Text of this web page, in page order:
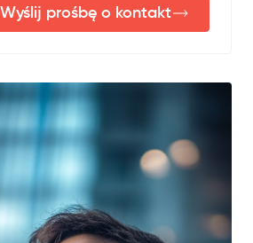
Wyślij prośbę o kontakt